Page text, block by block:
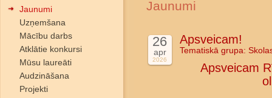
Jaunumi
Uzņemšana
Mācību darbs
Atklātie konkursi
Mūsu laureāti
Audzināšana
Projekti
Jaunumi
26
apr
2026
Apsveicam!
Tematiskā grupa:
Apsveicam